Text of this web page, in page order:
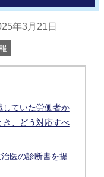
年3月21日
していた労働者か
き、どう対応すべ
医の診断書を提